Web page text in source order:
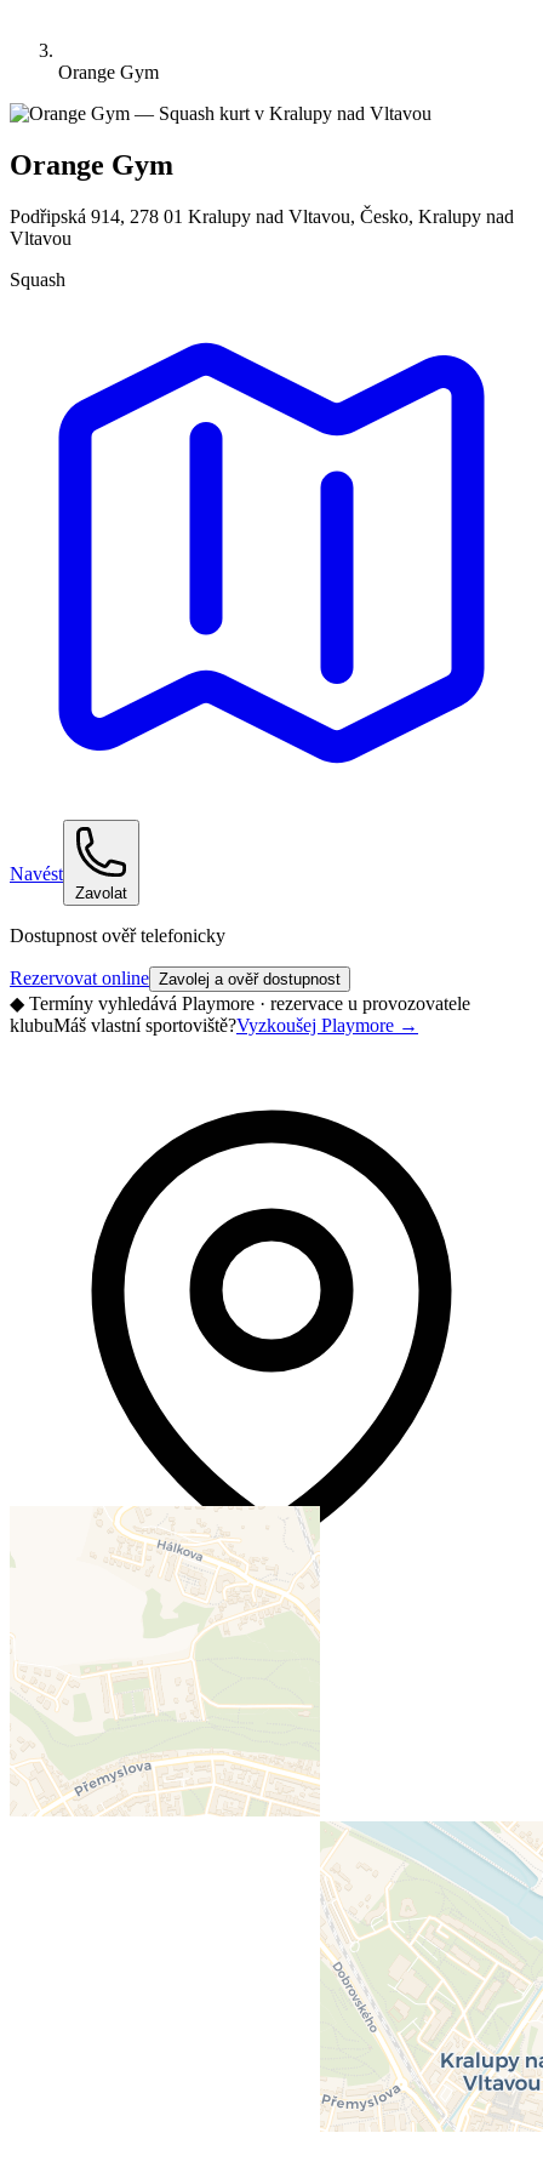
Orange Gym
Orange Gym
Podřipská 914, 278 01 Kralupy nad Vltavou, Česko, Kralupy nad
Vltavou
Squash
Navést
Zavolat
Dostupnost ověř telefonicky
Rezervovat online Zavolej a ověř dostupnost
◆ Termíny vyhledává Playmore · rezervace u provozovatele
klubuMáš vlastní sportoviště?Vyzkoušej Playmore →
Poloha — Orange Gym